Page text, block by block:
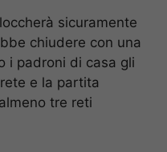
sicuramente
chiudere con una
i padroni di casa gli
e la partita
tre reti